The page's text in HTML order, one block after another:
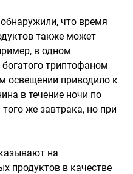
что время
также может
в одном
триптофаном
освещении приводило к
в течение ночи по
же завтрака, но при
на
продуктов в качестве